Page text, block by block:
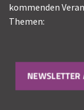
kommenden
Themen: